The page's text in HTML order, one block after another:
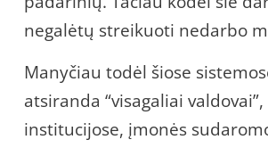
negalėtų streikuoti nedarbo
Manyčiau todėl šiose
atsiranda “visagaliai
institucijose, įmonės